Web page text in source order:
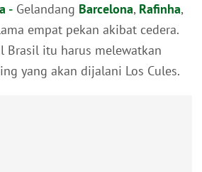
- Gelandang Barcelona, Rafinha,
empat pekan akibat cedera.
Brasil itu harus melewatkan
yang akan dijalani Los Cules.